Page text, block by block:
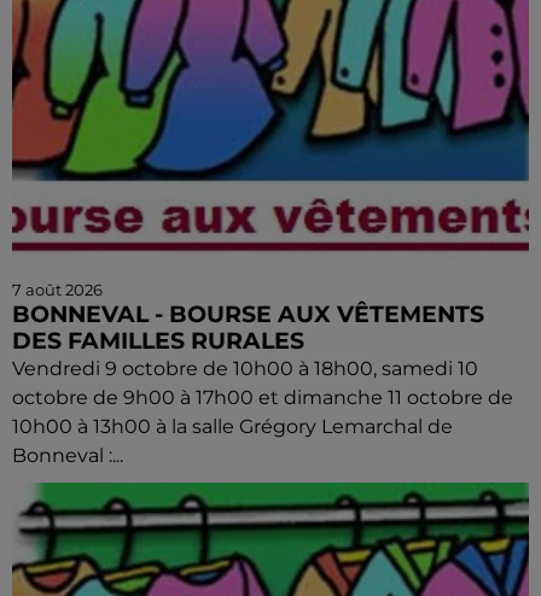
7 août 2026
BONNEVAL - BOURSE AUX VÊTEMENTS
DES FAMILLES RURALES
Vendredi 9 octobre de 10h00 à 18h00, samedi 10
octobre de 9h00 à 17h00 et dimanche 11 octobre de
10h00 à 13h00 à la salle Grégory Lemarchal de
Bonneval :...